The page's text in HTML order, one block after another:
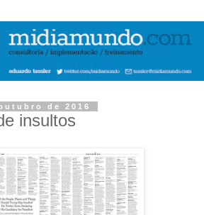
de 2016
insultos